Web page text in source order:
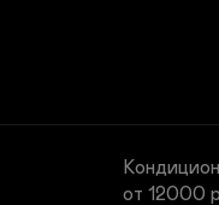
от 12000